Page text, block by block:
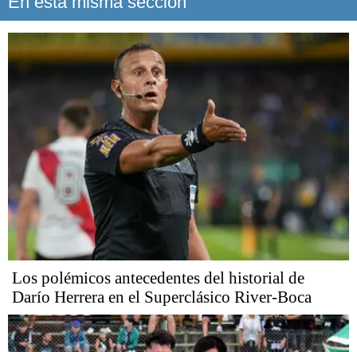
Los polémicos antecedentes del historial de
Darío Herrera en el Superclásico River-Boca